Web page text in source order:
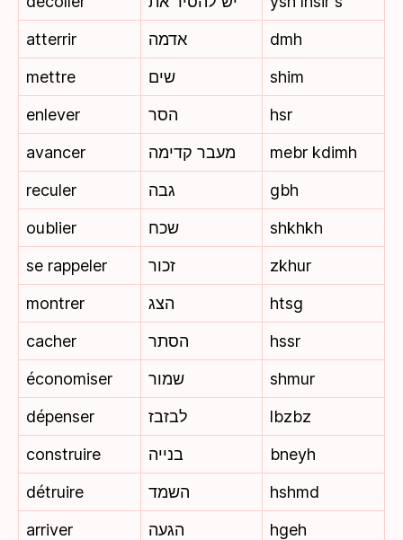
atterrir
אדמה
dmh
mettre
שים
shim
enlever
הסר
hsr
avancer
מעבר קדימה
mebr kdimh
reculer
גבה
gbh
oublier
שכח
shkhkh
se rappeler
זכור
zkhur
montrer
הצג
htsg
cacher
הסתר
hssr
économiser
שמור
shmur
dépenser
לבזבז
lbzbz
construire
בנייה
bneyh
détruire
השמד
hshmd
arriver
הגעה
hgeh